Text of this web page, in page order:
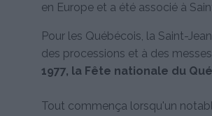
en Europe et a été associé à
Pour les Québécois, la Saint-
des processions et à des
1977, la Fête nationale du
Tout commença lorsqu'un